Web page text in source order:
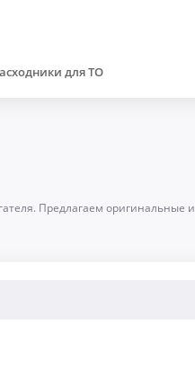
для ТО
Предлагаем оригинальные